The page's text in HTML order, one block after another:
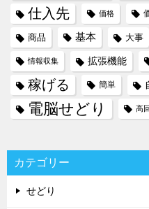
仕入先 価格
商品 基本 大事
情報収集 拡張機能
稼げる 簡単
電脳せどり 高
カテゴリー
せどり